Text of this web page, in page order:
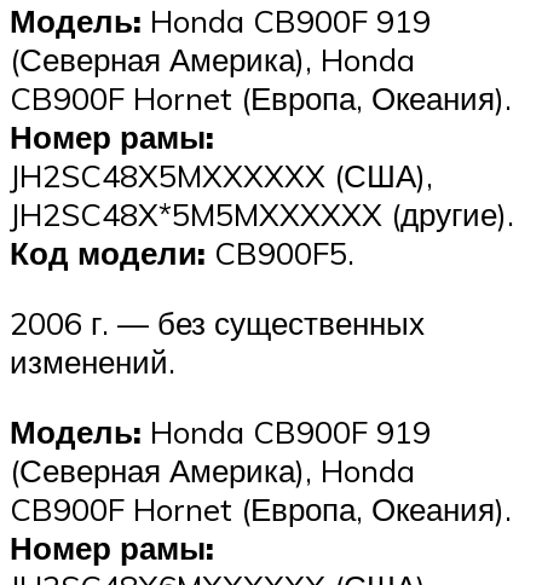
Модель: Honda CB900F 919
(Северная Америка), Honda
CB900F Hornet (Европа, Океания).
Номер рамы:
JH2SC48X5MXXXXXX (США),
JH2SC48X*5M5MXXXXXX (другие).
Код модели: CB900F5.
2006 г. — без существенных
изменений.
Модель: Honda CB900F 919
(Северная Америка), Honda
CB900F Hornet (Европа, Океания).
Номер рамы: